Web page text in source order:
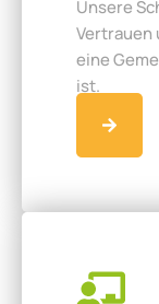
Unsere
Vertrauen
eine
ist.